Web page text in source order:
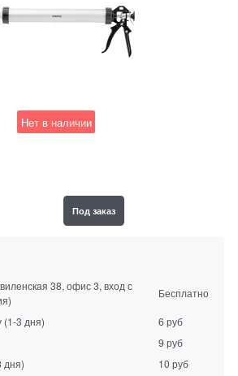
Нет в наличии
Под заказ
38, офис 3, вход с
Бесплатно
(1-3 дня)
6 руб
9 руб
дня)
10 руб